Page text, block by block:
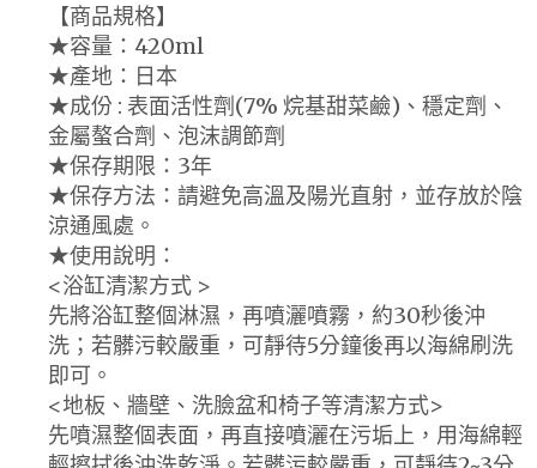
【商品規格】
★容量：420ml
★產地：日本
★成份 : 表面活性劑(7% 烷基甜菜鹼)、穩定劑、
金屬螯合劑、泡沫調節劑
★保存期限：3年
★保存方法：請避免高溫及陽光直射，並存放於陰
涼通風處。
★使用說明：
<浴缸清潔方式 >
先將浴缸整個淋濕，再噴灑噴霧，約30秒後沖
洗；若髒污較嚴重，可靜待5分鐘後再以海綿刷洗
即可。
<地板、牆壁、洗臉盆和椅子等清潔方式>
先噴濕整個表面，再直接噴灑在污垢上，用海綿輕